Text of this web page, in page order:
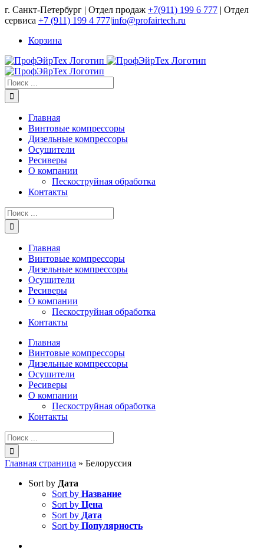
Skip
to
г. Санкт-Петербург | Отдел продаж +7(911) 199 6 777 | Отдел
сервиса +7 (911) 199 4 777|info@profairtech.ru
Корзина
Результат
поиска:
Главная
Винтовые компрессоры
Дизельные компрессоры
Осушители
Ресиверы
О компании
Пескоструйная обработка
Контакты
Результат
поиска:
Главная
Винтовые компрессоры
Дизельные компрессоры
Осушители
Ресиверы
О компании
Пескоструйная обработка
Контакты
Главная
Винтовые компрессоры
Дизельные компрессоры
Осушители
Ресиверы
О компании
Пескоструйная обработка
Контакты
Результат
поиска:
Главная страница » Белоруссия
Sort by Дата
Sort by Название
Sort by Цена
Sort by Дата
Sort by Популярность